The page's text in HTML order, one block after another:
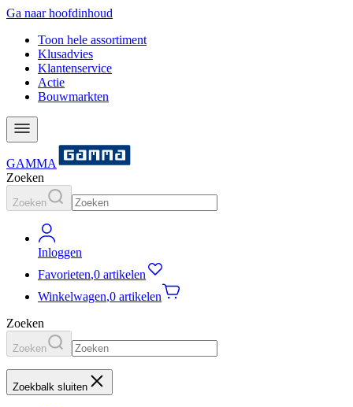
Ga naar hoofdinhoud
Toon hele assortiment
Klusadvies
Klantenservice
Actie
Bouwmarkten
GAMMA
Zoeken
Zoeken
Inloggen
Favorieten,0 artikelen
Winkelwagen,0 artikelen
Zoeken
Zoeken
Zoekbalk sluiten